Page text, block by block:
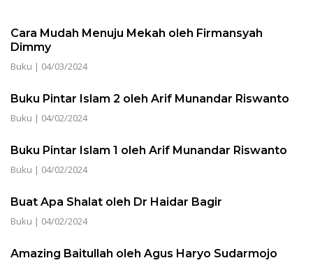
Cara Mudah Menuju Mekah oleh Firmansyah
Dimmy
Buku | 04/03/2024
Buku Pintar Islam 2 oleh Arif Munandar Riswanto
Buku | 04/02/2024
Buku Pintar Islam 1 oleh Arif Munandar Riswanto
Buku | 04/02/2024
Buat Apa Shalat oleh Dr Haidar Bagir
Buku | 04/02/2024
Amazing Baitullah oleh Agus Haryo Sudarmojo